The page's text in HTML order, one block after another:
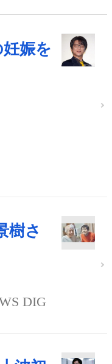
娠を
樹さ
DIG